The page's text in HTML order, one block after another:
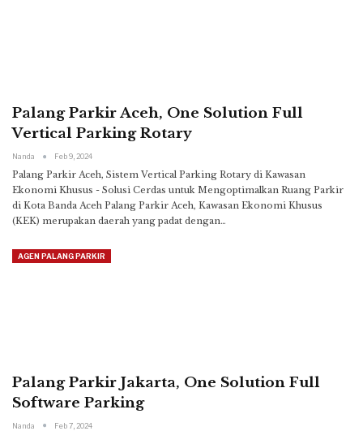
Palang Parkir Aceh, One Solution Full
Vertical Parking Rotary
Nanda Feb 9, 2024
Palang Parkir Aceh, Sistem Vertical Parking Rotary di Kawasan
Ekonomi Khusus - Solusi Cerdas untuk Mengoptimalkan Ruang Parkir
di Kota Banda Aceh Palang Parkir Aceh, Kawasan Ekonomi Khusus
(KEK) merupakan daerah yang padat dengan…
AGEN PALANG PARKIR
Palang Parkir Jakarta, One Solution Full
Software Parking
Nanda Feb 7, 2024